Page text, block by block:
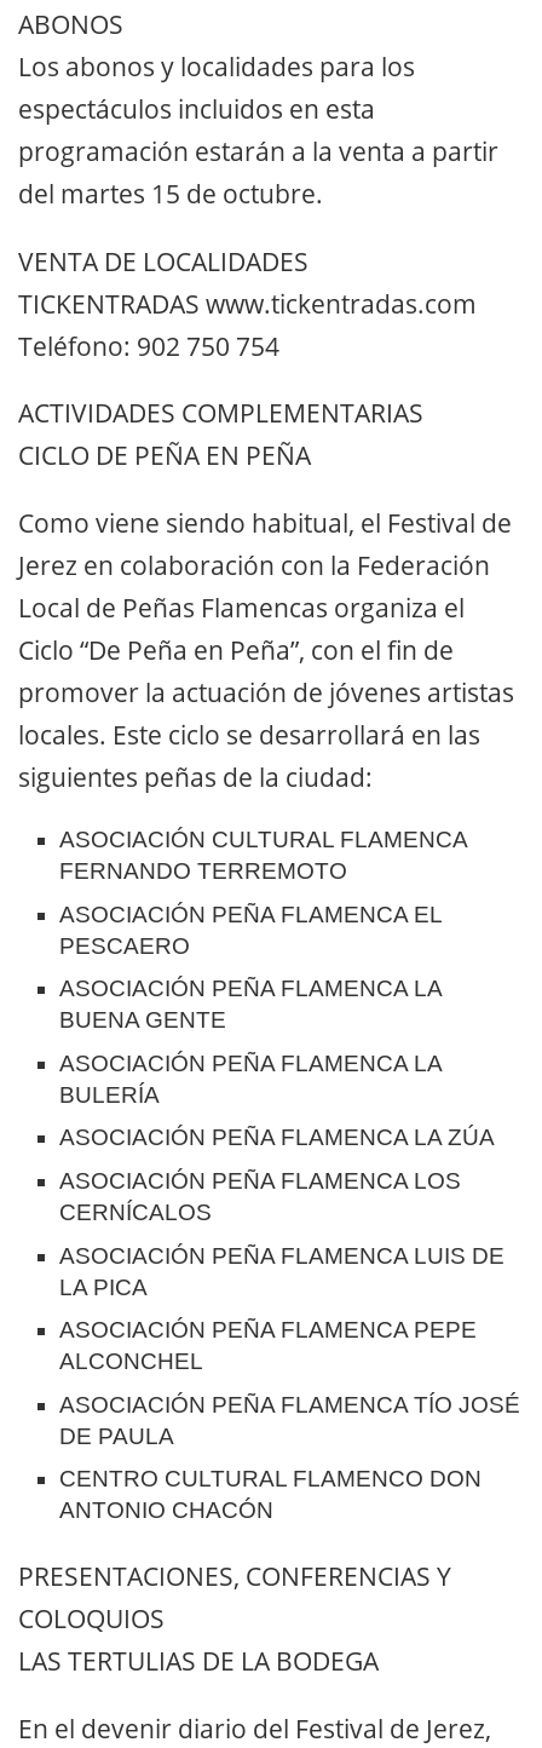
ABONOS
Los abonos y localidades para los
espectáculos incluidos en esta
programación estarán a la venta a partir
del martes 15 de octubre.
VENTA DE LOCALIDADES
TICKENTRADAS www.tickentradas.com
Teléfono: 902 750 754
ACTIVIDADES COMPLEMENTARIAS
CICLO DE PEÑA EN PEÑA
Como viene siendo habitual, el Festival de
Jerez en colaboración con la Federación
Local de Peñas Flamencas organiza el
Ciclo “De Peña en Peña”, con el fin de
promover la actuación de jóvenes artistas
locales. Este ciclo se desarrollará en las
siguientes peñas de la ciudad:
ASOCIACIÓN CULTURAL FLAMENCA
FERNANDO TERREMOTO
ASOCIACIÓN PEÑA FLAMENCA EL
PESCAERO
ASOCIACIÓN PEÑA FLAMENCA LA
BUENA GENTE
ASOCIACIÓN PEÑA FLAMENCA LA
BULERÍA
ASOCIACIÓN PEÑA FLAMENCA LA ZÚA
ASOCIACIÓN PEÑA FLAMENCA LOS
CERNÍCALOS
ASOCIACIÓN PEÑA FLAMENCA LUIS DE
LA PICA
ASOCIACIÓN PEÑA FLAMENCA PEPE
ALCONCHEL
ASOCIACIÓN PEÑA FLAMENCA TÍO JOSÉ
DE PAULA
CENTRO CULTURAL FLAMENCO DON
ANTONIO CHACÓN
PRESENTACIONES, CONFERENCIAS Y
COLOQUIOS
LAS TERTULIAS DE LA BODEGA
En el devenir diario del Festival de Jerez,